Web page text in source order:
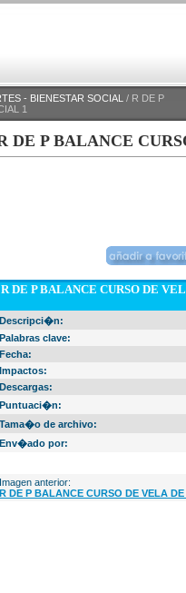
- BIENESTAR SOCIAL / R DE P
1
DE P BALANCE
R DE P BALANCE CURSO DE
Descripci�n:
Palabras clave:
Fecha:
Impactos:
Descargas:
Puntuaci�n:
Tama�o de archivo:
Env�ado por:
Imagen anterior:
R DE P BALANCE CURSO DE VELA